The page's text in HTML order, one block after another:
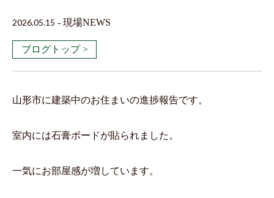
2026.05.15 - 現場NEWS
ブログトップ >
山形市に建築中のお住まいの進捗報告です。
室内には石膏ボードが貼られました。
一気にお部屋感が増しています。